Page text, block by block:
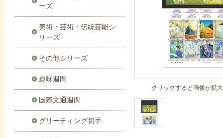
クリックすると画像が拡
ーズ
美術・芸術・伝統芸能シ
リーズ
その他シリーズ
趣味週間
国際文通週間
グリーティング切手